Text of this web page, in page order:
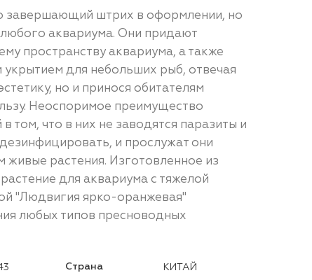
завершающий штрих в оформлении, но
аквариума. Они придают
пространству аквариума, а также
для небольших рыб, отвечая
но и принося обитателям
Неоспоримое преимущество
том, что в них не заводятся паразиты и
и прослужат они
растения. Изготовленное из
для аквариума с тяжелой
"Людвигия ярко-оранжевая"
любых типов пресноводных
Страна КИТАЙ